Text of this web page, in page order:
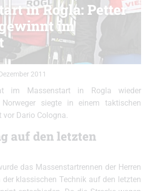
in Rogla: Petter
im
2011
im Massenstart in Rogla wieder
Norweger siegte in einem taktischen
vor Dario Cologna.
auf den letzten
das Massenstartrennen der Herren
klassischen Technik auf den letzten